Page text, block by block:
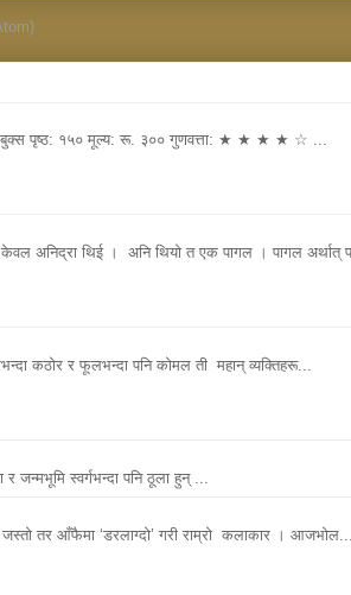
बुक्स पृष्ठ: १५० मूल्य: रू. ३०० गुणवत्ता: ★ ★ ★ ★ ☆ ...
अनिद्रा थिई । अनि थियो त एक पागल । पागल अर्थात्
कठोर र फूलभन्दा पनि कोमल ती महान् व्यक्तिहरू...
जन्मभूमि स्वर्गभन्दा पनि ठूला हुन् ...
तर आँफैमा ‘डरलाग्दो’ गरी राम्रो कलाकार । आजभोल...